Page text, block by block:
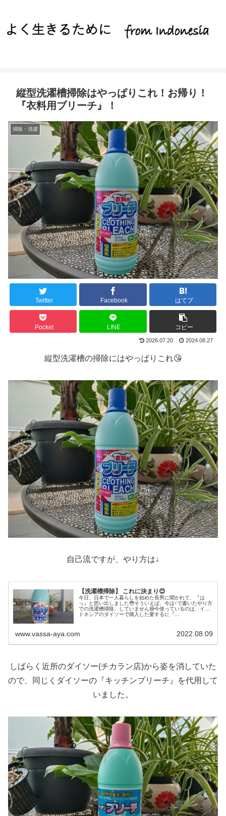
縦型洗濯槽掃除はやっぱりこれ！お帰り！
『衣料用ブリーチ』！
掃除・洗濯
Twitter Facebook はてブ
Pocket LINE コピー
2026.07.20 2024.08.27
縦型洗濯槽の掃除にはやっぱりこれ😘
自己流ですが、やり方は↓
【洗濯槽掃除】 これに決まり😊
今日、日本で一人暮らしを始めた長男に聞かれて、『は
っ』と思い出しました😳そういえば、今は↑で書いたやり方
での洗濯槽掃除、していません😅今使っているのは、イン
ドネシアのダイソーで購入した要するに『...
www.vassa-aya.com 2022.08.09
しばらく近所のダイソー(チカラン店)から姿を消していた
ので、同じくダイソーの『キッチンブリーチ』を代用して
いました。